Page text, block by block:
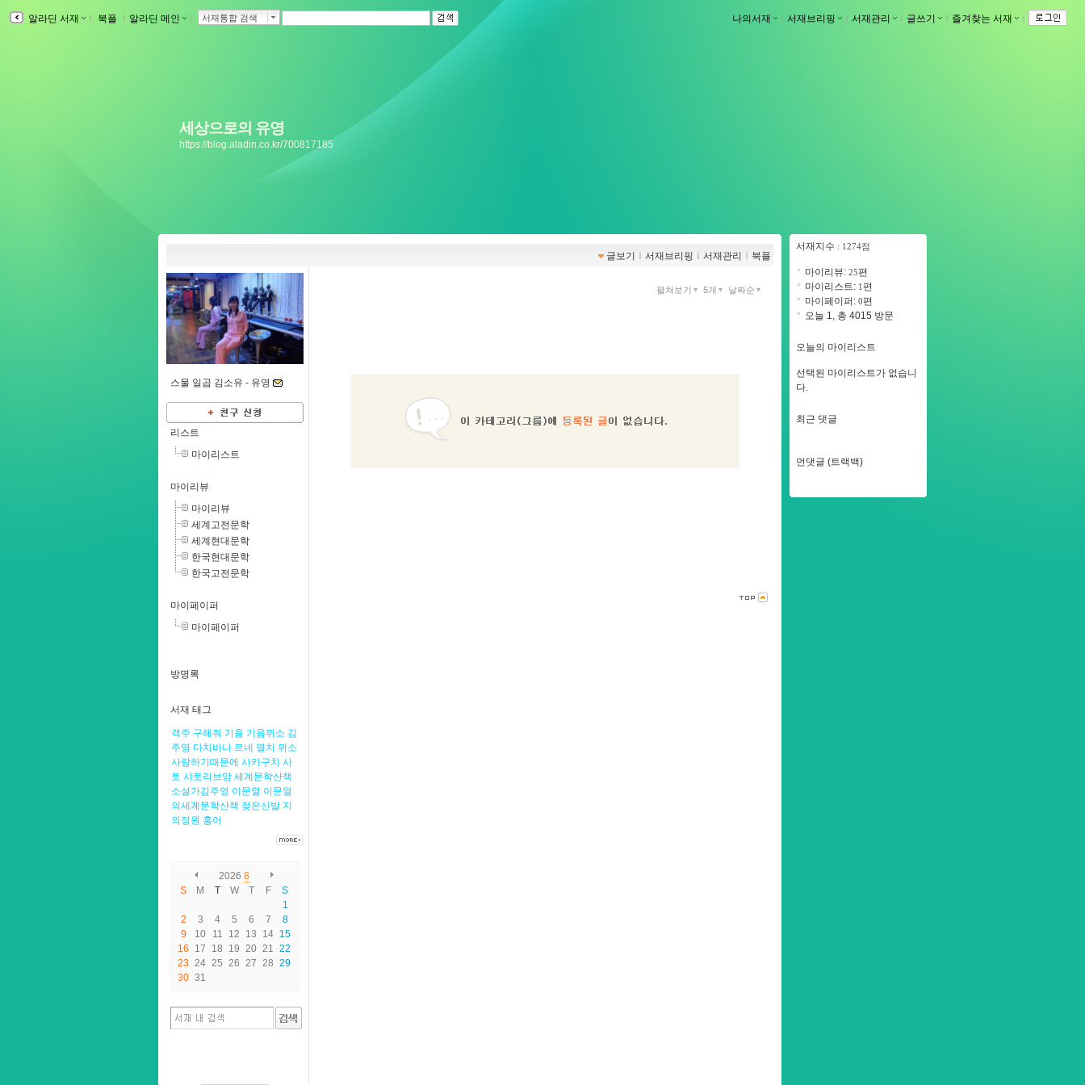
알라딘 서재 ｌ 북플 ｌ 알라딘 메인 서재통합 검색 나의서재 ｌ 서재브리핑 서재관리 ｌ 글쓰기 ｌ 즐겨찾는 서재 ｌ
세상으로의 유영
https://blog.aladin.co.kr/700817185
글보기 ｌ 서재브리핑 ｌ 서재관리 ｌ 북플
스물 일곱 김소유 - 유영
리스트
마이리스트
마이리뷰
마이리뷰
세계고전문학
세계현대문학
한국현대문학
한국고전문학
마이페이퍼
마이페이퍼
방명록
서재 태그
객주 구해줘 기욤 기욤뮈소 김
주영 다치바나 르네 멸치 뮈소
사랑하기때문에 사카구치 사
토 샤토리브앙 세계문학산책
소설가김주영 이문열 이문열
의세계문학산책 젖은신발 지
의정원 홍어
2026 8
S
M T W T F
S
1
2
3 4 5 6 7
8
9
10 11 12 13 14 15
16
17 18 19 20 21 22
23 24 25 26 27 28 29
30 31
펼쳐보기 5개 날짜순
서재지수 : 1274점
마이리뷰: 25편
마이리스트: 1편
마이페이퍼: 0편
오늘 1, 총 4015 방문
오늘의 마이리스트
선택된 마이리스트가 없습니
다.
최근 댓글
먼댓글 (트랙백)